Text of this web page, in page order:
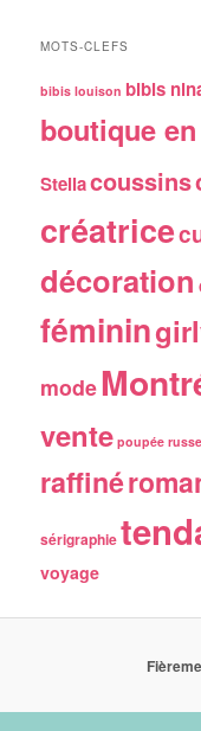
MOTS-CLEFS
bibis louison bibis
boutique
Stellacoussins
créatrice
décoration
féminin
mode
vente poupée russe
raffiné
sérigraphie
voyage